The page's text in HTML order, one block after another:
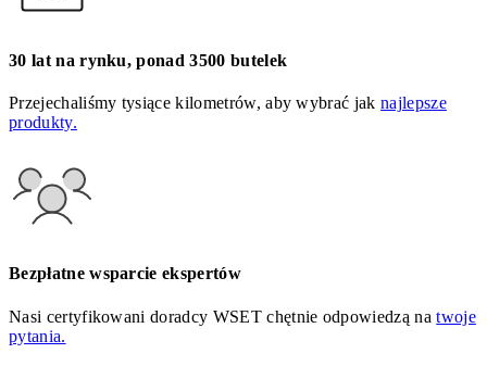
30 lat na rynku, ponad 3500 butelek
Przejechaliśmy tysiące kilometrów, aby wybrać jaknajlepsze
produkty.
Bezpłatne wsparcie ekspertów
Nasi certyfikowani doradcy WSET chętnie odpowiedzą natwoje
pytania.